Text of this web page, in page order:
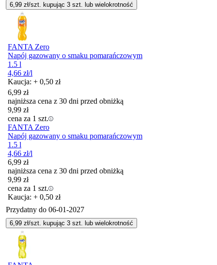
6,99 zł/szt. kupując 3 szt. lub wielokrotność
FANTA Zero
Napój gazowany o smaku pomarańczowym
1.5 l
4,66 zł/l
Kaucja: + 0,50 zł
6,99 zł
najniższa cena z 30 dni przed obniżką
9,99 zł
cena za 1 szt.
FANTA Zero
Napój gazowany o smaku pomarańczowym
1.5 l
4,66 zł/l
6,99 zł
najniższa cena z 30 dni przed obniżką
9,99 zł
cena za 1 szt.
Kaucja: + 0,50 zł
Przydatny do 06-01-2027
6,99 zł/szt. kupując 3 szt. lub wielokrotność